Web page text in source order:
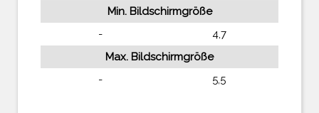
Min. Bildschirmgröße
-
4,7
Max. Bildschirmgröße
-
5,5